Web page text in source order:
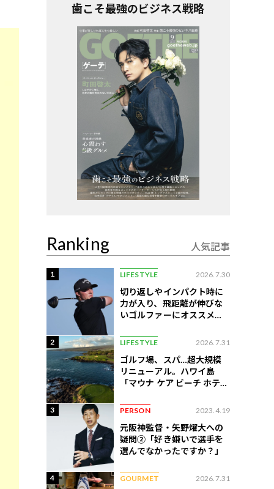
歯こそ最強のビジネス戦略
Ranking 人気記事
1 LIFESTYLE 2026.7.30
切り返しやインパクト時に
力が入り、飛距離が伸びな
いゴルファーにオススメの
2 LIFESTYLE 2026.7.31
ゴルフ場、スパ…超大規模
リニューアル。ハワイ島
「マウナ ケア ビーチ ホテ
3 PERSON 2023.4.19
元阪神監督・矢野燿大への
疑問②「好き嫌いで選手を
選んでなかったですか？」
4 GOURMET 2026.7.31